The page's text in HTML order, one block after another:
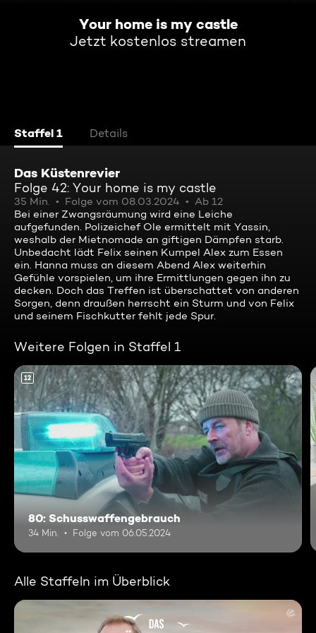
Your home is my castle
Jetzt kostenlos streamen
Staffel 1 Details
Das Küstenrevier
Folge 42: Your home is my castle
35 Min. Folge vom 08.03.2024
Ab 12
Bei einer Zwangsräumung wird eine Leiche
aufgefunden. Polizeichef Ole ermittelt mit Yassin,
weshalb der Mietnomade an giftigen Dämpfen starb.
Unbedacht lädt Felix seinen Kumpel Alex zum Essen
ein. Hanna muss an diesem Abend Alex weiterhin
Gefühle vorspielen, um ihre Ermittlungen gegen ihn zu
decken. Doch das Treffen ist überschattet von anderen
Sorgen, denn draußen herrscht ein Sturm und von Felix
und seinem Fischkutter fehlt jede Spur.
Weitere Folgen in Staffel 1
12
80: Schusswaffengebrauch
34 Min. Folge vom 06.05.2024
Alle Staffeln im Überblick